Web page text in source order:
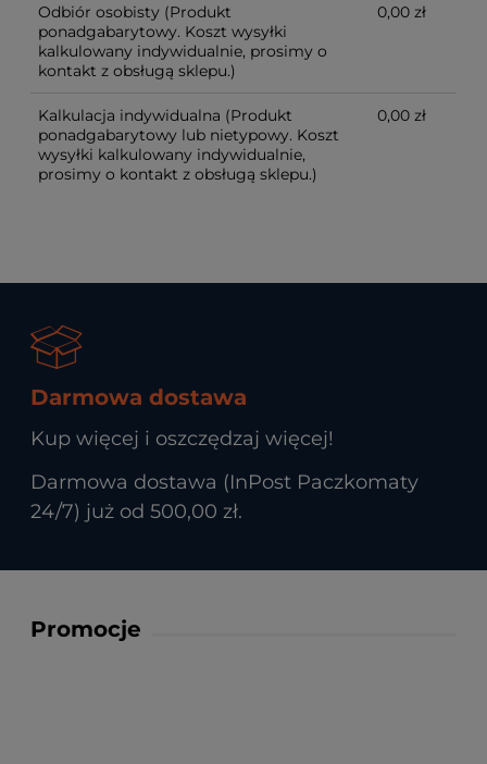
Odbiór osobisty (Produkt
ponadgabarytowy. Koszt wysyłki
kalkulowany indywidualnie, prosimy o
kontakt z obsługą sklepu.)
0,00 zł
Kalkulacja indywidualna (Produkt
ponadgabarytowy lub nietypowy. Koszt
wysyłki kalkulowany indywidualnie,
prosimy o kontakt z obsługą sklepu.)
0,00 zł
Darmowa dostawa
Kup więcej i oszczędzaj więcej!
Darmowa dostawa (InPost Paczkomaty
24/7) już od 500,00 zł.
Promocje